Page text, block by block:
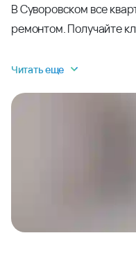
В Суворовском все
ремонтом. Получайте
Читать еще